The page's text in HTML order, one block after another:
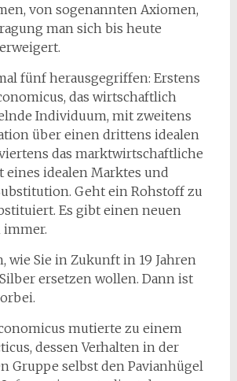
von sogenannten Axiomen,
man sich bis heute
fünf herausgegriffen: Erstens
das wirtschaftlich
Individuum, mit zweitens
über einen drittens idealen
das marktwirtschaftliche
eines idealen Marktes und
Geht ein Rohstoff zu
Es gibt einen neuen
immer.
wie Sie in Zukunft in 19 Jahren
ersetzen wollen. Dann ist
mutierte zu einem
dessen Verhalten in der
Gruppe selbst den Pavianhügel